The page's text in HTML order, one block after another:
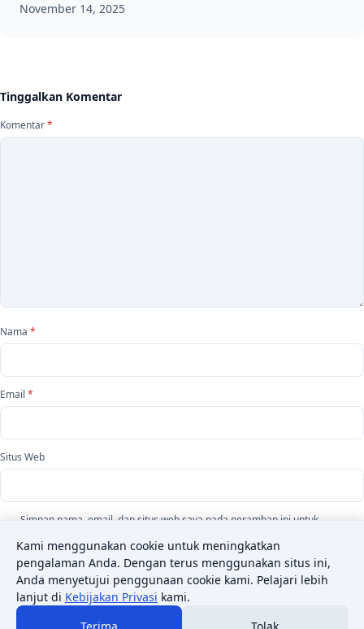
November 14, 2025
Tinggalkan Komentar
Komentar*
Nama *
Email *
Situs Web
Simpan nama, email, dan situs web saya pada peramban ini untuk
Kami menggunakan cookie untuk meningkatkan
pengalaman Anda. Dengan terus menggunakan situs ini,
Anda menyetujui penggunaan cookie kami. Pelajari lebih
lanjut di Kebijakan Privasi kami.